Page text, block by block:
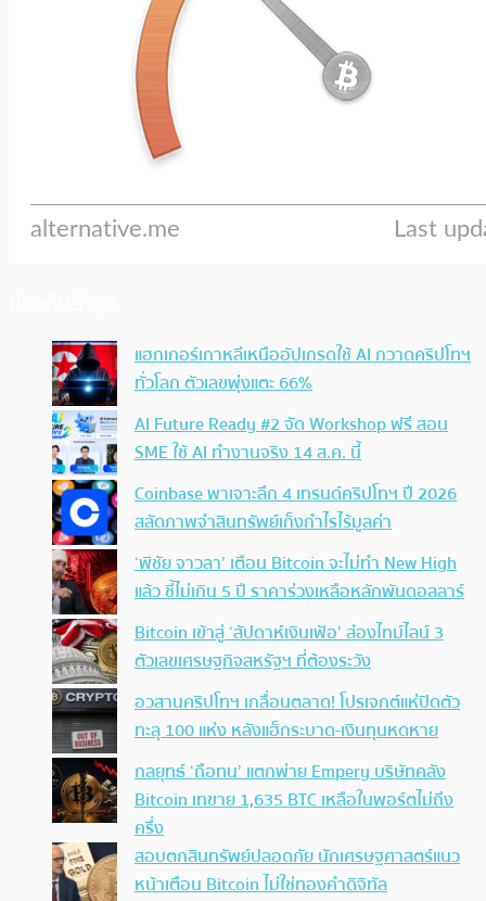
แฮกเกอร์เกาหลีเหนืออัปเกรดใช้ AI กวาดคริปโทฯ
ทั่วโลก ตัวเลขพุ่งแตะ 66%
AI Future Ready #2 จัด Workshop ฟรี สอน
SME ใช้ AI ทำงานจริง 14 ส.ค. นี้
Coinbase พาเจาะลึก 4 เทรนด์คริปโทฯ ปี 2026
สลัดภาพจำสินทรัพย์เก็งกำไรไร้มูลค่า
‘พิชัย จาวลา’ เตือน Bitcoin จะไม่ทำ New High
แล้ว ชี้ไม่เกิน 5 ปี ราคาร่วงเหลือหลักพันดอลลาร์
Bitcoin เข้าสู่ ‘สัปดาห์เงินเฟ้อ’ ส่องไทม์ไลน์ 3
ตัวเลขเศรษฐกิจสหรัฐฯ ที่ต้องระวัง
อวสานคริปโทฯ เกลื่อนตลาด! โปรเจกต์แห่ปิดตัว
ทะลุ 100 แห่ง หลังแฮ็กระบาด-เงินทุนหดหาย
กลยุทธ์ ‘ถือทน’ แตกพ่าย Empery บริษัทคลัง
Bitcoin เทขาย 1,635 BTC เหลือในพอร์ตไม่ถึง
ครึ่ง
สอบตกสินทรัพย์ปลอดภัย นักเศรษฐศาสตร์แนว
หน้าเตือน Bitcoin ไม่ใช่ทองคำดิจิทัล